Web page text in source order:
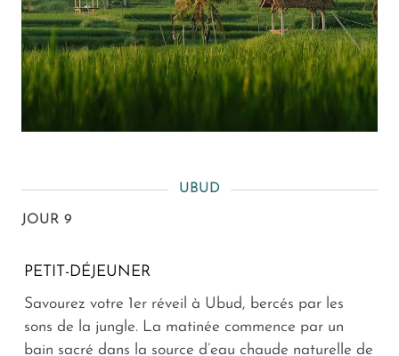
UBUD
JOUR 9
PETIT-DÉJEUNER
Savourez votre 1er réveil à Ubud, bercés par les
sons de la jungle. La matinée commence par un
bain sacré dans la source d’eau chaude naturelle de